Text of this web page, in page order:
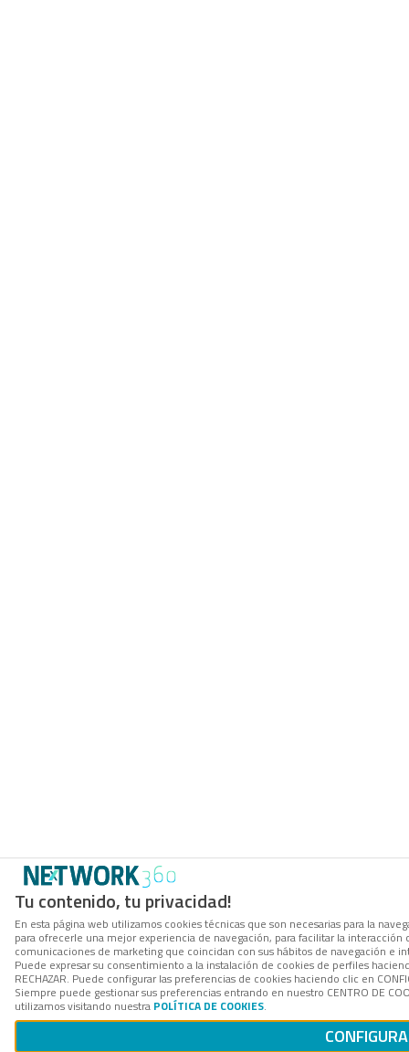
Tu contenido, tu privacidad!
En esta página web utilizamos cookies técnicas que son necesarias para la
para ofrecerle una mejor experiencia de navegación, para facilitar la
comunicaciones de marketing que coincidan con sus hábitos de navegación e
Puede expresar su consentimiento a la instalación de cookies de perfiles
RECHAZAR. Puede configurar las preferencias de cookies haciendo clic en
Siempre puede gestionar sus preferencias entrando en nuestro CENTRO DE
utilizamos visitando nuestra POLÍTICA DE COOKIES.